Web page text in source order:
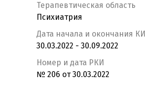
Терапевтическая область
Психиатрия
Дата начала и окончания КИ
30.03.2022 - 30.09.2022
Номер и дата РКИ
№ 206 от 30.03.2022